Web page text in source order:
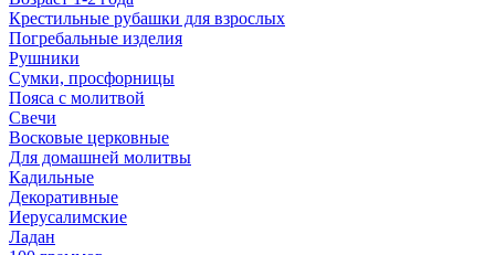
Крестильные рубашки для взрослых
Погребальные изделия
Рушники
Сумки, просфорницы
Пояса с молитвой
Свечи
Восковые церковные
Для домашней молитвы
Кадильные
Декоративные
Иерусалимские
Ладан